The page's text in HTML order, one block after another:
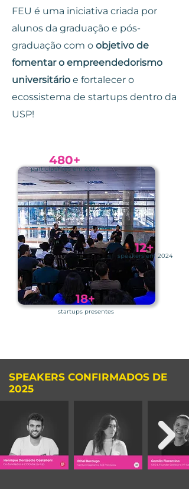
FEU é uma iniciativa criada por
alunos da graduação e pós-
graduação com o objetivo de
fomentar o empreendedorismo
universitário e fortalecer o
ecossistema de startups dentro da
USP!
12+
18+
480+
participantes em 2024
speakers em 2024
startups presentes
SPEAKERS CONFIRMADOS DE
2025